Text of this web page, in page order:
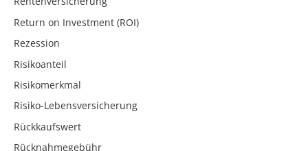
Return on Investment (ROI)
Rezession
Risikoanteil
Risikomerkmal
Risiko-Lebensversicherung
Rückkaufswert
Rücknahmegebühr